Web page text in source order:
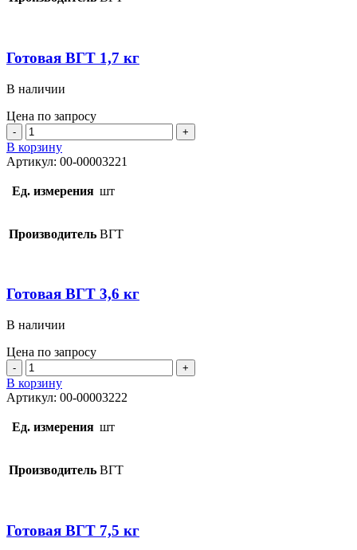
Готовая ВГТ 1,7 кг
В наличии
Цена по запросу
Количество
товара
Готовая
ВГТ
1,7
кг
В корзину
Артикул: 00-00003221
Ед. измерения шт
Производитель ВГТ
Готовая ВГТ 3,6 кг
В наличии
Цена по запросу
Количество
товара
Готовая
ВГТ
3,6
кг
В корзину
Артикул: 00-00003222
Ед. измерения шт
Производитель ВГТ
Готовая ВГТ 7,5 кг